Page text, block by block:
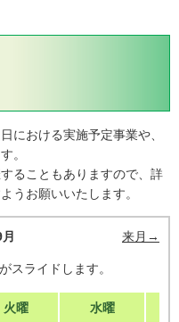
における実施予定事業や、
。
ることもありますので、詳
うお願いいたします。
来月→
スライドします。
火曜 水曜